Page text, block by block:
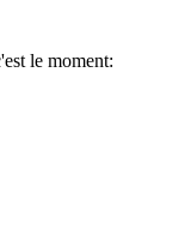
le moment: